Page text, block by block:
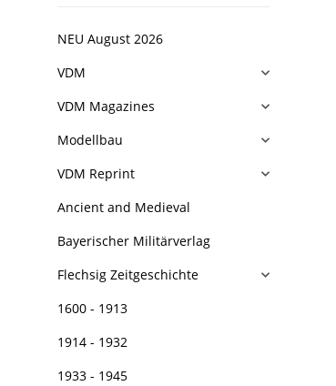
NEU August 2026
VDM
VDM Magazines
Modellbau
VDM Reprint
Ancient and Medieval
Bayerischer Militärverlag
Flechsig Zeitgeschichte
1600 - 1913
1914 - 1932
1933 - 1945